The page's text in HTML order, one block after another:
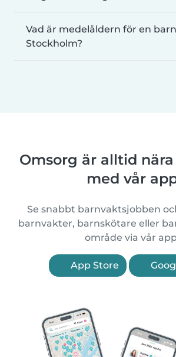
Vad är medelåldern för en
Stockholm?
Omsorg är alltid
med vår
Se snabbt barnvaktsjobben
barnvakter, barnskötare eller
område via vår
App Store